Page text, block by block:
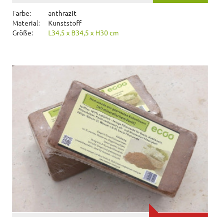
Farbe:
anthrazit
Material:
Kunststoff
Größe:
L34,5 x B34,5 x H30 cm